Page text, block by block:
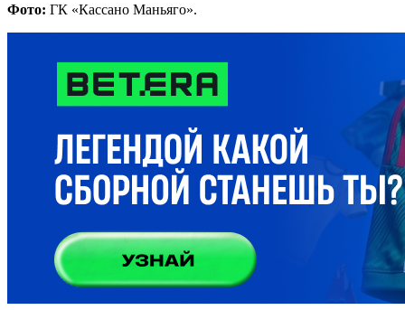
Фото: ГК «Кассано Маньяго».